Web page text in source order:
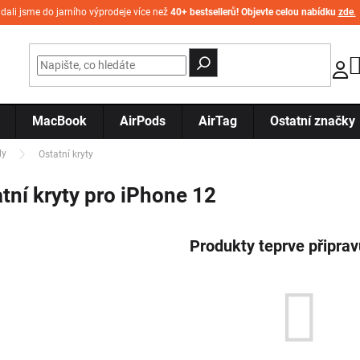
jsme do jarního výprodeje více než 40+ bestsellerů! Objevte celou nabídku zde.
MacBook AirPods AirTag Ostatní značky
Ostatní kryty
kryty pro iPhone 12
Produkty teprve